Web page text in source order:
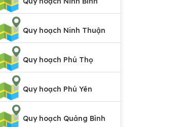
Quy hoạch Ninh Thuận
Quy hoạch Phú Thọ
Quy hoạch Phú Yên
Quy hoạch Quảng Bình